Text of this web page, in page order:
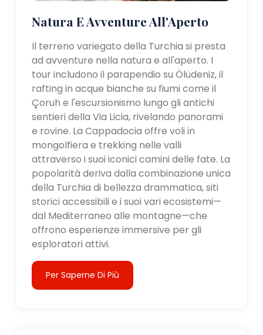
Natura E Avventure All'Aperto
Il terreno variegato della Turchia si presta
ad avventure nella natura e all'aperto. I
tour includono il parapendio su Ölüdeniz, il
rafting in acque bianche su fiumi come il
Çoruh e l'escursionismo lungo gli antichi
sentieri della Via Licia, rivelando panorami
e rovine. La Cappadocia offre voli in
mongolfiera e trekking nelle valli
attraverso i suoi iconici camini delle fate. La
popolarità deriva dalla combinazione unica
della Turchia di bellezza drammatica, siti
storici accessibili e i suoi vari ecosistemi—
dal Mediterraneo alle montagne—che
offrono esperienze immersive per gli
esploratori attivi.
Per Saperne Di Più